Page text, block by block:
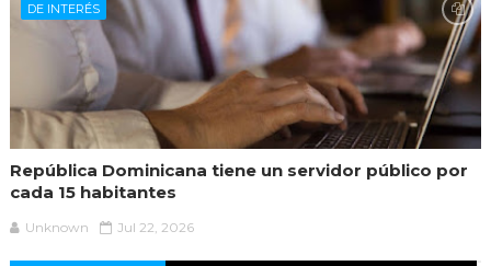
DE INTERÉS
República Dominicana tiene un servidor público por
cada 15 habitantes
Unknown Jul 22, 2026